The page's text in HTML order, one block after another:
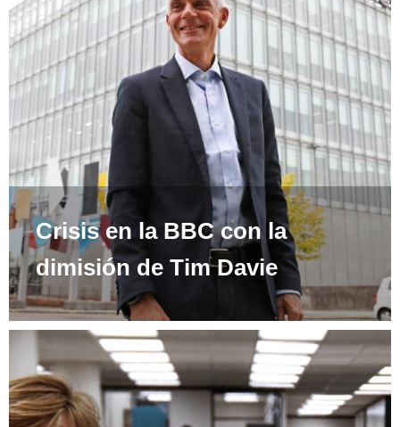
Crisis en la BBC con la
dimisión de Tim Davie